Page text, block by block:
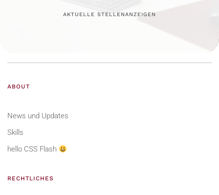
AKTUELLE STELLENANZEIGEN
ABOUT
News und Updates
Skills
hello CSS Flash
RECHTLICHES